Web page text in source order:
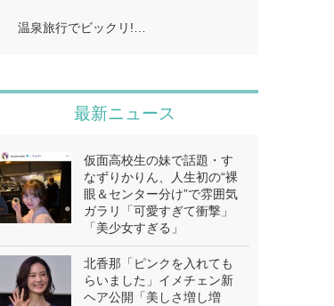
温泉旅行でビックリ!…
最新ニュース
仮面高校生の妹で話題・す
なずりかりん、人生初の“裸
眼＆センター分け”で雰囲気
ガラリ「可愛すぎて衝撃」
「美少女すぎる」
北香那「ピンクを入れても
らいました」イメチェン新
ヘア公開「美しさ増し増